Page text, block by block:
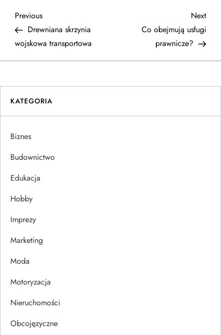
N
a
w
i
g
a
c
j
a
w
p
i
s
u
Previous
Post
Previous
Drewniana skrzynia
wojskowa transportowa
Next
Next
Co obejmują usługi
prawnicze?
KATEGORIA
Biznes
Budownictwo
Edukacja
Hobby
Imprezy
Marketing
Moda
Motoryzacja
Nieruchomości
Obcojęzyczne